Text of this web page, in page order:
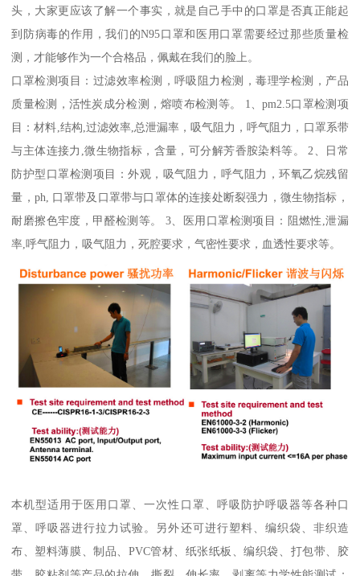
头，大家更应该了解一个事实，就是自己手中的口罩是否真正能起
到防病毒的作用，我们的N95口罩和医用口罩需要经过那些质量检
测，才能够作为一个合格品，佩戴在我们的脸上。
口罩检测项目：过滤效率检测，呼吸阻力检测，毒理学检测，产品
质量检测，活性炭成分检测，熔喷布检测等。 1、pm2.5口罩检测项
目：材料,结构,过滤效率,总泄漏率，吸气阻力，呼气阻力，口罩系带
与主体连接力,微生物指标，含量，可分解芳香胺染料等。 2、日常
防护型口罩检测项目：外观，吸气阻力，呼气阻力，环氧乙烷残留
量，ph, 口罩带及口罩带与口罩体的连接处断裂强力，微生物指标，
耐磨擦色牢度，甲醛检测等。 3、医用口罩检测项目：阻燃性,泄漏
率,呼气阻力，吸气阻力，死腔要求，气密性要求，血透性要求等。
本机型适用于医用口罩、一次性口罩、呼吸防护呼吸器等各种口
罩、呼吸器进行拉力试验。另外还可进行塑料、编织袋、非织造
布、塑料薄膜、制品、PVC管材、纸张纸板、编织袋、打包带、胶